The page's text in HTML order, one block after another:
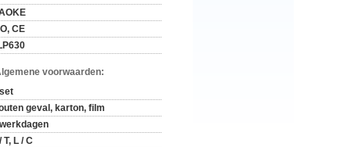
CE
voorwaarden:
geval, karton, film
T, L / C